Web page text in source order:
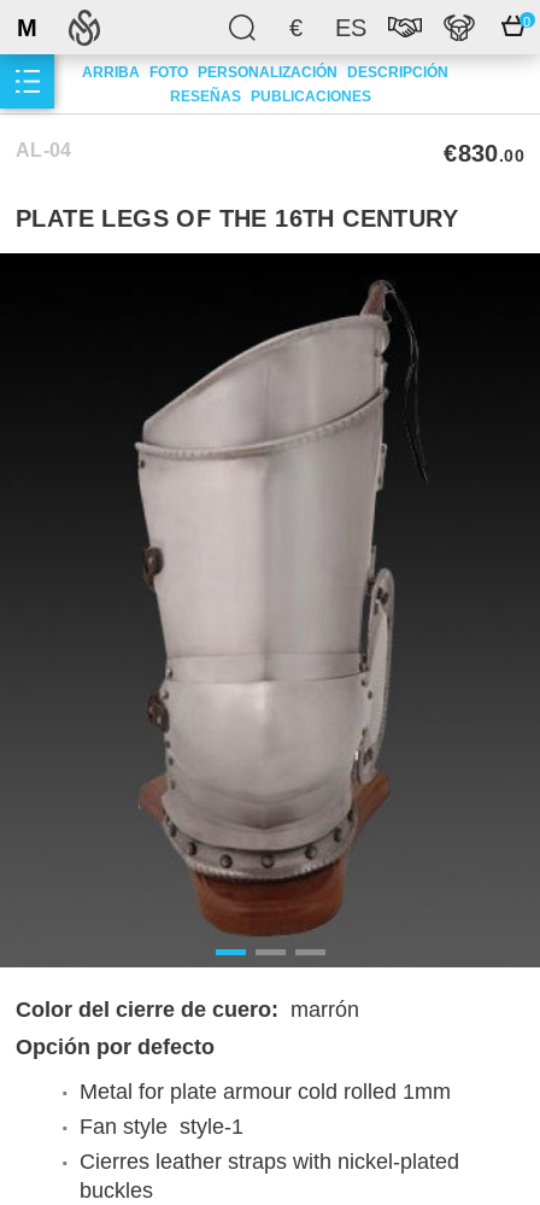
€ ES 0
M
ARRIBA FOTO PERSONALIZACIÓN
DESCRIPCIÓN
RESEÑAS
PUBLICACIONES
AL-04 €830.00
PLATE LEGS OF THE 16TH CENTURY
Color del cierre de cuero: marrón
Opción por defecto
Metal for plate armour cold rolled 1mm
Fan style style-1
Cierres leather straps with nickel-plated
buckles